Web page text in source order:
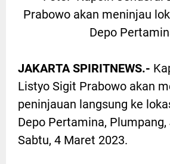
Prabowo akan meninjau
Depo
JAKARTA SPIRITNEWS.-
Listyo Sigit Prabowo akan
peninjauan langsung ke
Depo Pertamina,
Sabtu, 4 Maret 2023.